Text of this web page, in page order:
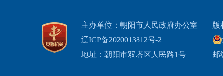
主办单位：朝阳市人民政府办公室
辽ICP备2020013812号-2
地址：朝阳市双塔区人民路1号
版
邮